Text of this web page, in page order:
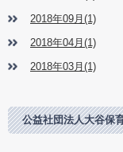
2018年09月(1)
2018年04月(1)
2018年03月(1)
公益社団法人大谷保